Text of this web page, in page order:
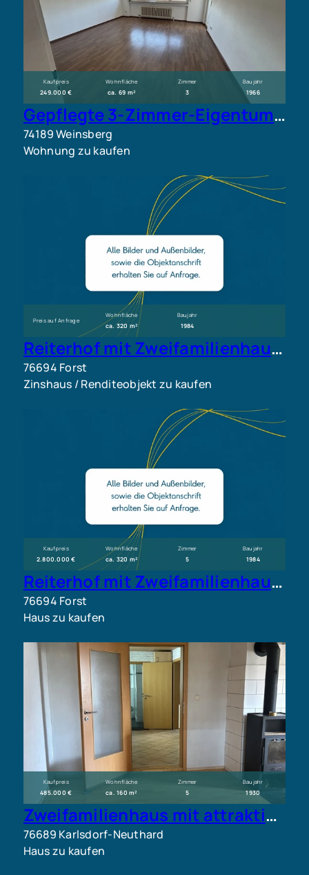
Kaufpreis
249.000 €
Wohnfläche
ca. 69 m²
Zimmer
3
Baujahr
1966
Gepflegte 3-Zimmer-Eigentumswohnung mit Südbalkon und Garage in ruhiger Wohnlage
74189 Weinsberg
Wohnung zu kaufen
Preis auf Anfrage
Wohnfläche
ca. 320 m²
Baujahr
1984
Reiterhof mit Zweifamilienhaus, Reithalle und ca. 11.000 m² Grundstück
76694 Forst
Zinshaus / Renditeobjekt zu kaufen
Kaufpreis
2.800.000 €
Wohnfläche
ca. 320 m²
Zimmer
5
Baujahr
1984
Reiterhof mit Zweifamilienhaus, Reithalle und ca. 11.000 m² Grundstück
76694 Forst
Haus zu kaufen
Kaufpreis
485.000 €
Wohnfläche
ca. 160 m²
Zimmer
5
Baujahr
1930
Zweifamilienhaus mit attraktiver Vermietungsperspektive
76689 Karlsdorf-Neuthard
Haus zu kaufen